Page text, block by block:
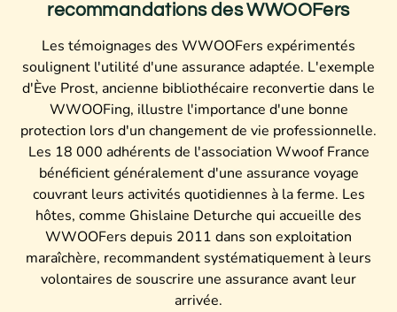
recommandations des WWOOFers
Les témoignages des WWOOFers expérimentés
soulignent l'utilité d'une assurance adaptée. L'exemple
d'Ève Prost, ancienne bibliothécaire reconvertie dans le
WWOOFing, illustre l'importance d'une bonne
protection lors d'un changement de vie professionnelle.
Les 18 000 adhérents de l'association Wwoof France
bénéficient généralement d'une assurance voyage
couvrant leurs activités quotidiennes à la ferme. Les
hôtes, comme Ghislaine Deturche qui accueille des
WWOOFers depuis 2011 dans son exploitation
maraîchère, recommandent systématiquement à leurs
volontaires de souscrire une assurance avant leur
arrivée.